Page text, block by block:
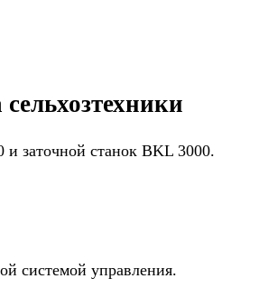
заточной станок BKL 3000.
системой управления.